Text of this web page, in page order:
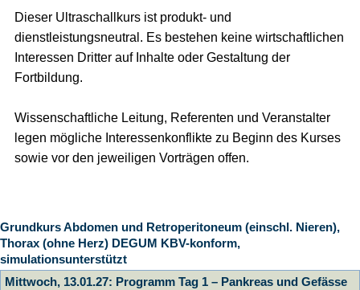
Dieser Ultraschallkurs ist produkt- und
dienstleistungsneutral. Es bestehen keine wirtschaftlichen
Interessen Dritter auf Inhalte oder Gestaltung der
Fortbildung.
Wissenschaftliche Leitung, Referenten und Veranstalter
legen mögliche Interessenkonflikte zu Beginn des Kurses
sowie vor den jeweiligen Vorträgen offen.
Grundkurs Abdomen und Retroperitoneum (einschl. Nieren),
Thorax (ohne Herz) DEGUM KBV-konform,
simulationsunterstützt
Mittwoch, 13.01.27: Programm Tag 1 – Pankreas und Gefässe